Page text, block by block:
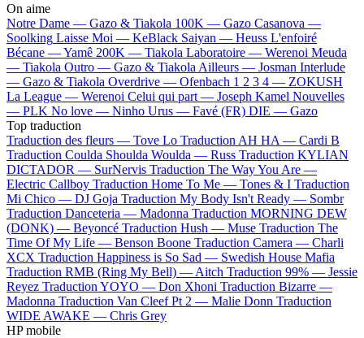
On aime
Notre Dame — Gazo & Tiakola 100K — Gazo Casanova —
Soolking Laisse Moi — KeBlack Saiyan — Heuss L'enfoiré
Bécane —Yamê 200K — Tiakola Laboratoire — Werenoi Meuda
— Tiakola Outro — Gazo & Tiakola Ailleurs — Josman Interlude
— Gazo & Tiakola Overdrive — Ofenbach 1 2 3 4 — ZOKUSH
La League — Werenoi Celui qui part — Joseph Kamel Nouvelles
— PLK No love — Ninho Urus — Favé (FR) DIE — Gazo
Top traduction
Traduction des fleurs — Tove Lo Traduction AH HA — Cardi B
Traduction Coulda Shoulda Woulda — Russ Traduction KYLIAN
DICTADOR — SurNervis Traduction The Way You Are —
Electric Callboy Traduction Home To Me — Tones & I Traduction
Mi Chico — DJ Goja Traduction My Body Isn't Ready — Sombr
Traduction Danceteria — Madonna Traduction MORNING DEW
(DONK) — Beyoncé Traduction Hush — Muse Traduction The
Time Of My Life — Benson Boone Traduction Camera — Charli
XCX Traduction Happiness is So Sad — Swedish House Mafia
Traduction RMB (Ring My Bell) — Aitch Traduction 99% — Jessie
Reyez Traduction YOYO — Don Xhoni Traduction Bizarre —
Madonna Traduction Van Cleef Pt 2 — Malie Donn Traduction
WIDE AWAKE — Chris Grey
HP mobile